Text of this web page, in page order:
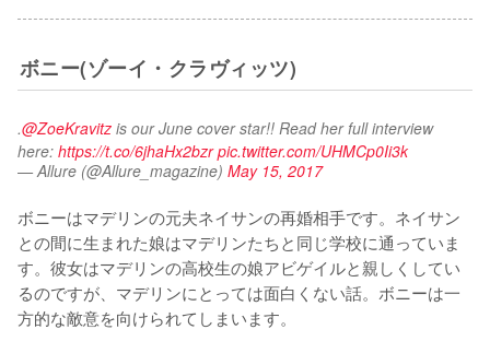
ボニー(ゾーイ・クラヴィッツ)
.@ZoeKravitz is our June cover star!! Read her full interview
here: https://t.co/6jhaHx2bzr pic.twitter.com/UHMCp0Ii3k
— Allure (@Allure_magazine) May 15, 2017
ボニーはマデリンの元夫ネイサンの再婚相手です。ネイサン
との間に生まれた娘はマデリンたちと同じ学校に通っていま
す。彼女はマデリンの高校生の娘アビゲイルと親しくしてい
るのですが、マデリンにとっては面白くない話。ボニーは一
方的な敵意を向けられてしまいます。